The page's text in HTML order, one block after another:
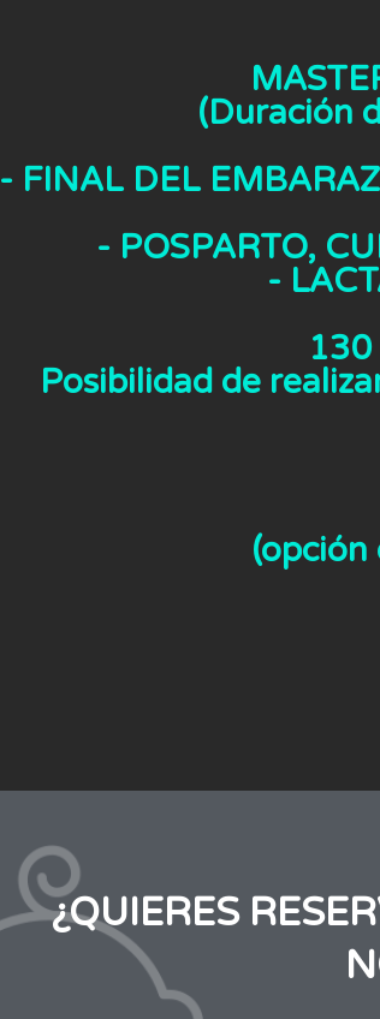
(Duración
- FINAL DEL
- POSPARTO,
-
Posibilidad de
(opción
¿QUIERES